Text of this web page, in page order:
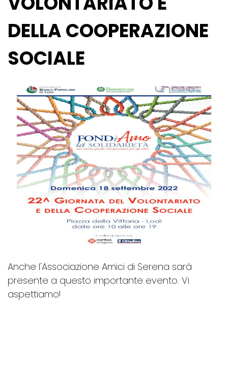
DELLA COOPERAZIONE
SOCIALE
Anche l'Associazione Amici di Serena sarà
presente a questo importante evento. Vi
aspettiamo!